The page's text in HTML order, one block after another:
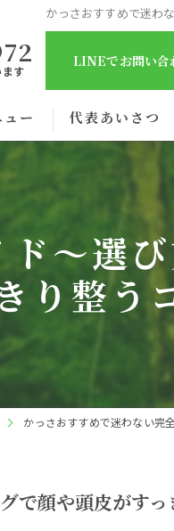
かっさおすすめで迷わ
す
LINEでお問い合
ュー 代表あいさつ
〜選
り整う
かっさおすすめで迷わない完
で顔や頭皮がすっ